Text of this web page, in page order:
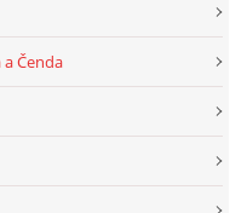
a Čenda